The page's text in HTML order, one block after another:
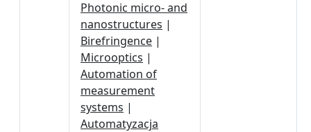
Photonic micro- and
nanostructures |
Birefringence |
Microoptics |
Automation of
measurement
systems |
Automatyzacja